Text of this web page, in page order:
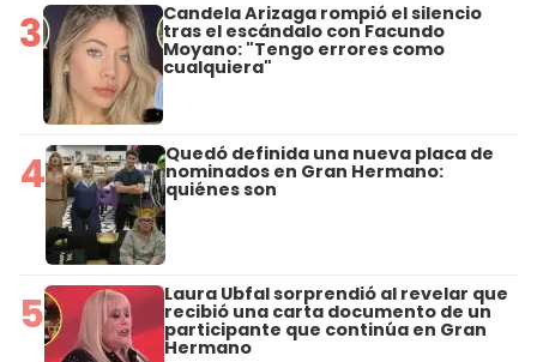
3 Candela Arizaga rompió el silencio
tras el escándalo con Facundo
Moyano: "Tengo errores como
cualquiera"
4 Quedó definida una nueva placa de
nominados en Gran Hermano:
quiénes son
5 Laura Ubfal sorprendió al revelar que
recibió una carta documento de un
participante que continúa en Gran
Hermano